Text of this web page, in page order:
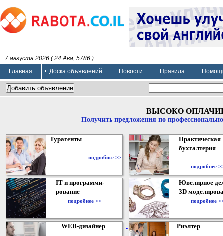
7 августа 2026 ( 24 Ава, 5786 ).
Главная
Доска объявлений Новости Правила
ВЫСОКО
Получить предложения по
Турагенты
подробнее >>
Практическая
бухгалтерия
подробнее
IT и программи-
рование
подробнее >>
Ювелирное
3D
подробнее
WEB-дизайнер Риэлтер